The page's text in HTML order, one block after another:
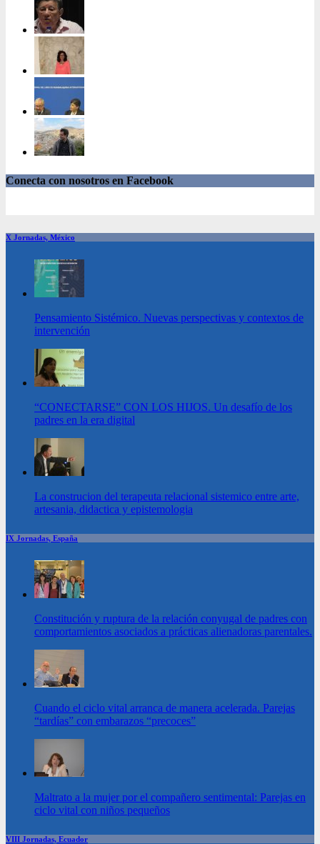
Conecta con nosotros en Facebook
X Jornadas, México
Pensamiento Sistémico. Nuevas perspectivas y contextos de
intervención
“CONECTARSE” CON LOS HIJOS. Un desafío de los
padres en la era digital
La construcion del terapeuta relacional sistemico entre arte,
artesania, didactica y epistemologia
IX Jornadas, España
Constitución y ruptura de la relación conyugal de padres con
comportamientos asociados a prácticas alienadoras parentales.
Cuando el ciclo vital arranca de manera acelerada. Parejas
“tardías” con embarazos “precoces”
Maltrato a la mujer por el compañero sentimental: Parejas en
ciclo vital con niños pequeños
VIII Jornadas, Ecuador